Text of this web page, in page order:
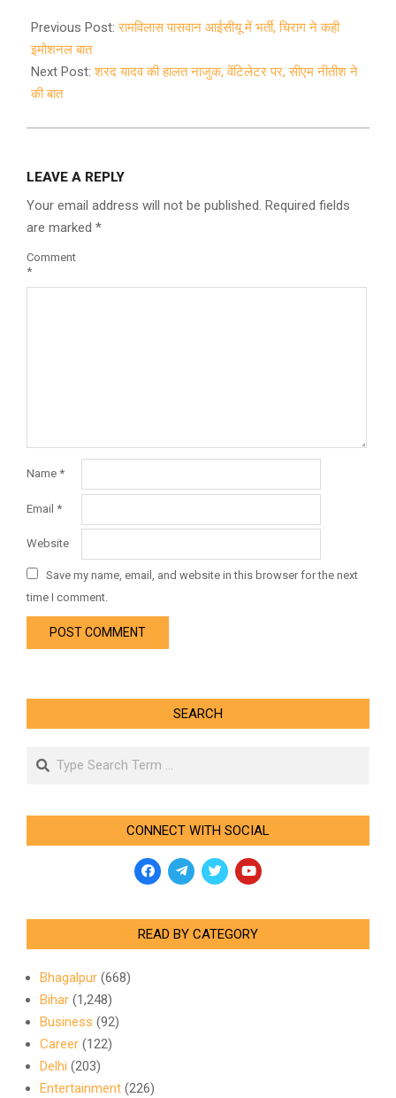
09-
20
Previous Post:रामविलास पासवान आईसीयू में भर्ती, चिराग ने कही
इमोशनल बात
Next Post:शरद यादव की हालत नाजुक, वेंटिलेटर पर, सीएम नीतीश ने
की बात
LEAVE A REPLY
Your email address will not be published. Required fields
are marked *
Comment
*
Name *
Email *
Website
Save my name, email, and website in this browser for the next
time I comment.
SEARCH
Search
CONNECT WITH SOCIAL
READ BY CATEGORY
Bhagalpur (668)
Bihar (1,248)
Business (92)
Career (122)
Delhi (203)
Entertainment (226)